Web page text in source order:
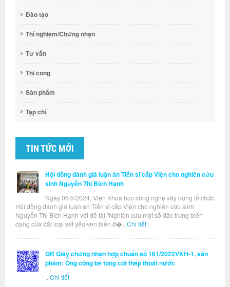
Đào tạo
Thí nghiệm/Chứng nhận
Tư vấn
Thi công
Sản phẩm
Tạp chí
TIN TỨC MỚI
Hội đồng đánh giá luận án Tiến sĩ cấp Viện cho nghiên cứu
sinh Nguyễn Thị Bích Hạnh
Ngày 06/5/2024, Viện Khoa học công nghệ xây dựng tổ chức
Hội đồng đánh giá luận án Tiến sĩ cấp Viện cho nghiên cứu sinh
Nguyễn Thị Bích Hạnh với đề tài "Nghiên cứu một số đặc trưng biến
dạng của đất loại sét yếu ven biển đ�... Chi tiết
QR Giấy chứng nhận hợp chuẩn số 161/2022VKH-1, sản
phẩm: Ống cống bê tông cốt thép thoát nước
Chi tiết